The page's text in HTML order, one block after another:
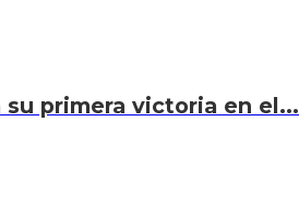
primera victoria en el...